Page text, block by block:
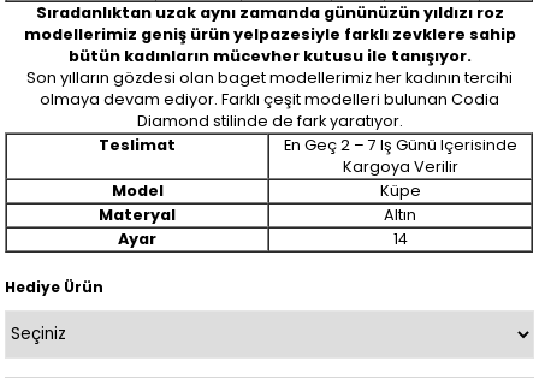
Sıradanlıktan uzak aynı zamanda gününüzün yıldızı roz
modellerimiz geniş ürün yelpazesiyle farklı zevklere sahip
bütün kadınların mücevher kutusu ile tanışıyor.
Son yılların gözdesi olan baget modellerimiz her kadının tercihi
olmaya devam ediyor. Farklı çeşit modelleri bulunan Codia
Diamond stilinde de fark yaratıyor.
Teslimat
En Geç 2 – 7 Iş Günü Içerisinde
Kargoya Verilir
Model
Küpe
Materyal
Altın
Ayar
14
Hediye Ürün